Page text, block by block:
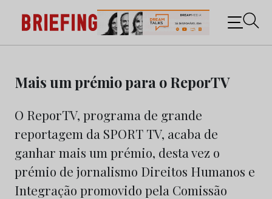
content
Briefing: Todas as notícias sobre os negócios do
Marketing e da Publicidade
Mais um prémio para o ReporTV
O ReporTV, programa de grande
reportagem da SPORT TV, acaba de
ganhar mais um prémio, desta vez o
prémio de jornalismo Direitos Humanos e
Integração promovido pela Comissão